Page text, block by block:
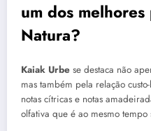
um dos
Natura?
Kaiak Urbe se destaca não
mas também pela relação
notas cítricas e notas
olfativa que é ao mesmo